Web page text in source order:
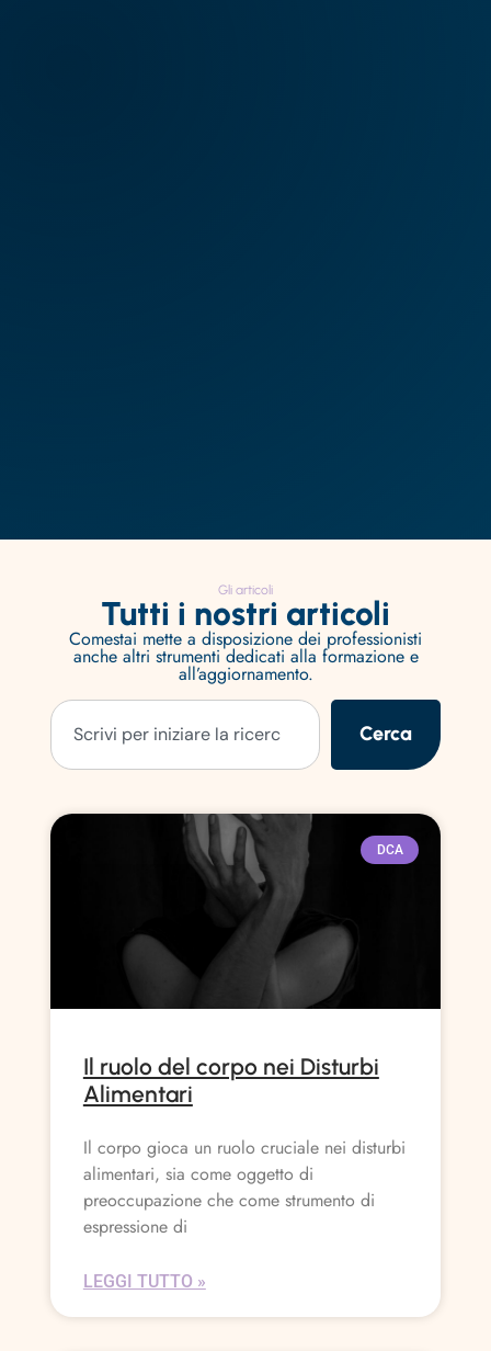
Gli articoli
Tutti i nostri articoli
Comestai mette a disposizione dei professionisti
anche altri strumenti dedicati alla formazione e
all’aggiornamento.
Cerca
DCA
Il ruolo del corpo nei Disturbi
Alimentari
Il corpo gioca un ruolo cruciale nei disturbi
alimentari, sia come oggetto di
preoccupazione che come strumento di
espressione di
LEGGI TUTTO »